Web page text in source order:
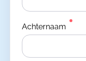
Achternaam